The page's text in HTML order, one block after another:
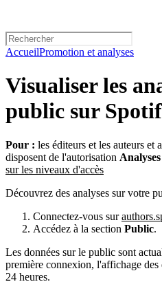
AccueilPromotion et analyses
Visualiser les
public sur
Pour : les éditeurs et les auteurs et
disposent de l'autorisation
sur les niveaux d'accès
Découvrez des analyses sur votre
Connectez-vous sur
Accédez à la section Public.
Les données sur le public sont
première connexion, l'affichage des
24 heures.